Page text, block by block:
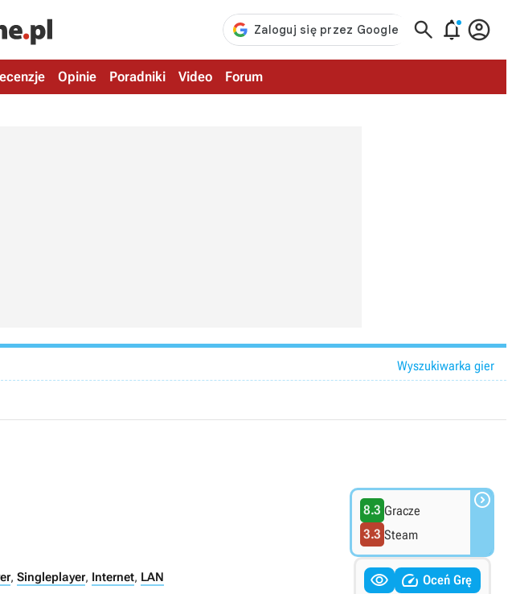
  
Opinie Poradniki Video Forum
Wyszukiwarka gier
, Singleplayer, Internet, LAN
8.3 Gracze
3.3 Steam

  Oceń Grę